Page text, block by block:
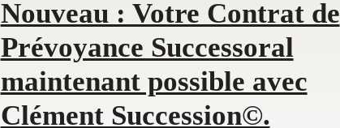
Nouveau : Votre Contrat de
Prévoyance Successoral
maintenant possible avec
Clément Succession©.